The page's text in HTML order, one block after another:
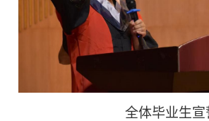
全体毕业生宣